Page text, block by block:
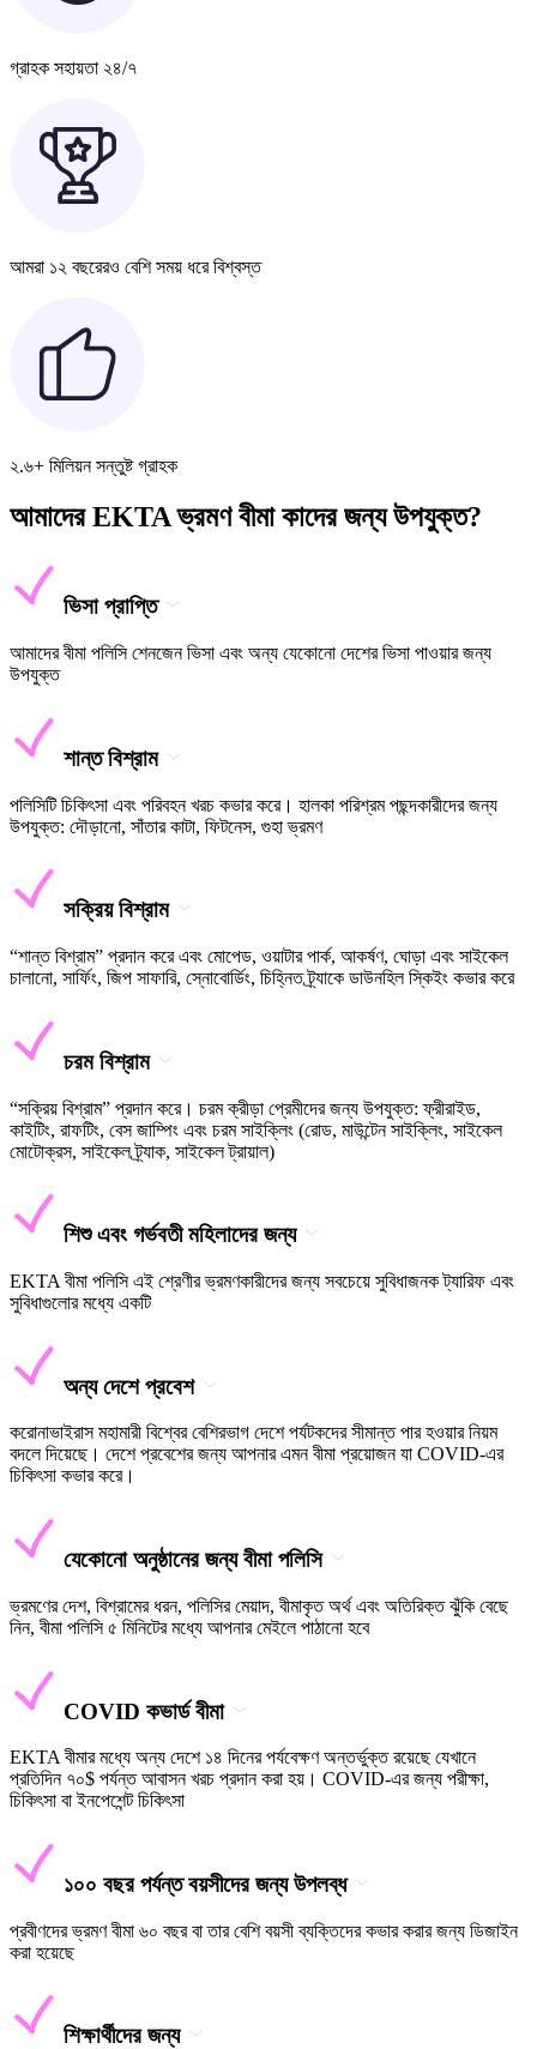
গ্রাহক সহায়তা ২৪/৭
আমরা ১২ বছরেরও বেশি সময় ধরে বিশ্বস্ত
২.৬+ মিলিয়ন সন্তুষ্ট গ্রাহক
আমাদের EKTA ভ্রমণ বীমা কাদের জন্য উপযুক্ত?
ভিসা প্রাপ্তি
আমাদের বীমা পলিসি শেনজেন ভিসা এবং অন্য যেকোনো দেশের ভিসা পাওয়ার জন্য
উপযুক্ত
শান্ত বিশ্রাম
পলিসিটি চিকিৎসা এবং পরিবহন খরচ কভার করে। হালকা পরিশ্রম পছন্দকারীদের জন্য
উপযুক্ত: দৌড়ানো, সাঁতার কাটা, ফিটনেস, গুহা ভ্রমণ
সক্রিয় বিশ্রাম
“শান্ত বিশ্রাম” প্রদান করে এবং মোপেড, ওয়াটার পার্ক, আকর্ষণ, ঘোড়া এবং সাইকেল
চালানো, সার্ফিং, জিপ সাফারি, স্নোবোর্ডিং, চিহ্নিত ট্র্যাকে ডাউনহিল স্কিইং কভার করে
চরম বিশ্রাম
“সক্রিয় বিশ্রাম” প্রদান করে। চরম ক্রীড়া প্রেমীদের জন্য উপযুক্ত: ফ্রীরাইড,
কাইটিং, রাফটিং, বেস জাম্পিং এবং চরম সাইক্লিং (রোড, মাউন্টেন সাইক্লিং, সাইকেল
মোটোক্রস, সাইকেল ট্র্যাক, সাইকেল ট্রায়াল)
শিশু এবং গর্ভবতী মহিলাদের জন্য
EKTA বীমা পলিসি এই শ্রেণীর ভ্রমণকারীদের জন্য সবচেয়ে সুবিধাজনক ট্যারিফ এবং
সুবিধাগুলোর মধ্যে একটি
অন্য দেশে প্রবেশ
করোনাভাইরাস মহামারী বিশ্বের বেশিরভাগ দেশে পর্যটকদের সীমান্ত পার হওয়ার নিয়ম
বদলে দিয়েছে। দেশে প্রবেশের জন্য আপনার এমন বীমা প্রয়োজন যা COVID-এর
চিকিৎসা কভার করে।
যেকোনো অনুষ্ঠানের জন্য বীমা পলিসি
ভ্রমণের দেশ, বিশ্রামের ধরন, পলিসির মেয়াদ, বীমাকৃত অর্থ এবং অতিরিক্ত ঝুঁকি বেছে
নিন, বীমা পলিসি ৫ মিনিটের মধ্যে আপনার মেইলে পাঠানো হবে
COVID কভার্ড বীমা
EKTA বীমার মধ্যে অন্য দেশে ১৪ দিনের পর্যবেক্ষণ অন্তর্ভুক্ত রয়েছে যেখানে
প্রতিদিন ৭০$ পর্যন্ত আবাসন খরচ প্রদান করা হয়। COVID-এর জন্য পরীক্ষা,
চিকিৎসা বা ইনপেশেন্ট চিকিৎসা
১০০ বছর পর্যন্ত বয়সীদের জন্য উপলব্ধ
প্রবীণদের ভ্রমণ বীমা ৬০ বছর বা তার বেশি বয়সী ব্যক্তিদের কভার করার জন্য ডিজাইন
করা হয়েছে
শিক্ষার্থীদের জন্য